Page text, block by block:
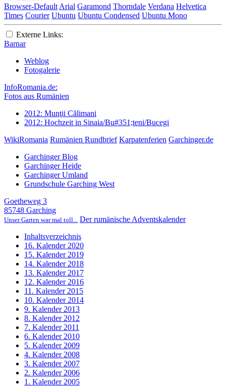
Browser-Default Arial Garamond Thorndale Verdana Helvetica
Times Courier Ubuntu Ubuntu Condensed Ubuntu Mono
Externe Links:
Barnar
Weblog
Fotogalerie
InfoRomania.de:
Fotos aus Rumänien
2012: Munţii Călimani
2012: Hochzeit in Sinaia/Bu#351;teni/Bucegi
WikiRomania Rumänien Rundbrief Karpatenferien Garchinger.de
Garchinger Blog
Garchinger Heide
Garchinger Umland
Grundschule Garching West
Goetheweg 3
85748 Garching
Unser Garten war mal toll... Der rumänische Adventskalender
Inhaltsverzeichnis
16. Kalender 2020
15. Kalender 2019
14. Kalender 2018
13. Kalender 2017
12. Kalender 2016
11. Kalender 2015
10. Kalender 2014
9. Kalender 2013
8. Kalender 2012
7. Kalender 2011
6. Kalender 2010
5. Kalender 2009
4. Kalender 2008
3. Kalender 2007
2. Kalender 2006
1. Kalender 2005